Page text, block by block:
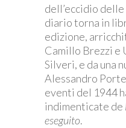
dell’eccidio
diario torna in
edizione,
Camillo Brezzi e
Silveri, e da una
Alessandro
eventi del 1944
indimenticate de
eseguito.